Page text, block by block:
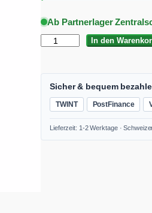
Ab Partnerlager
In den
Sicher & bequem
TWINT PostFinance
Lieferzeit: 1-2 Werktage ·